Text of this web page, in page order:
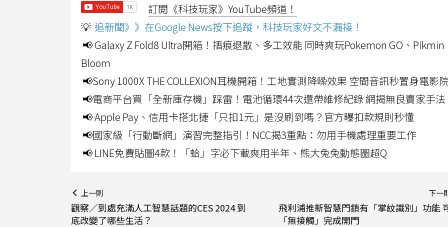
訂閱《科技玩家》YouTube頻道！
💡 追新聞》》在Google News按下追蹤，科技玩家好文不漏接！
📢 Galaxy Z Fold8 Ultra開箱！摺痕退散、多工效能 同時爽玩Pokemon GO、Pikmin
Bloom
📢Sony 1000X THE COLLEXION耳機開箱！工地實測降噪效果 空間音訊秒置身電影
📢電商平台買「全新庫存機」踩雷！電池循環44次還帶維修紀錄 網揭無良賣家手法
📢 Apple Pay、信用卡搭北捷「只扣1元」是沒刷到嗎？官方曝扣款規則秒懂
📢國家級「行動斷網」演習完整指引！NCC揭3重點：勿用手機處理重要工作
📢 LINE免費貼圖4款！「蛤」字必下載爽用半年、熊大兔兔動態圖超Q
上一則
觀察／到處充滿人工智慧話題的CES 2024 到
底改變了哪些生活？
下一
飛利浦推新智慧門鎖有「掌紋識別」功能
「無接觸」完成開門